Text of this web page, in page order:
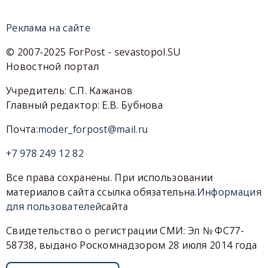
Реклама на сайте
© 2007-2025 ForPost - sevastopol.SU
Новостной портал
Учредитель: С.П. Кажанов
Главный редактор: Е.В. Бубнова
Почта:moder_forpost@mail.ru
+7 978 249 12 82
Все права сохранены. При использовании
материалов сайта ссылка обязательна.Информация
для пользователейсайта
Свидетельство о регистрации СМИ: Эл № ФС77-
58738, выдано Роскомнадзором 28 июля 2014 года